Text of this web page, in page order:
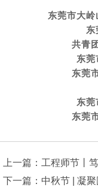
东莞市大
东
共青
东莞
东莞
东莞
东莞
上一篇：工程师节丨
下一篇：中秋节 | 凝